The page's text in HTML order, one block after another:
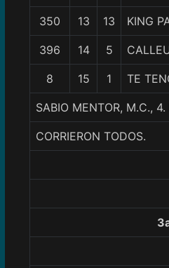
350 13 13 KING
396 14 5
8 15 1 TE
SABIO MENTOR, M.C.,
CORRIERON TODOS.